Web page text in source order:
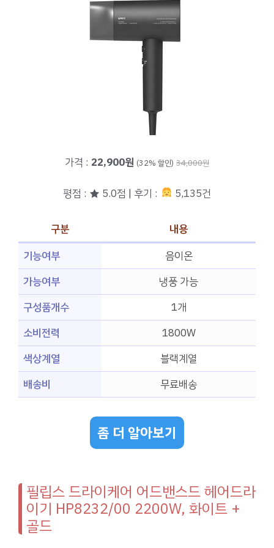
가격 : 22,900원 (32% 할인) 34,000원
평점 : ★ 5.0점 | 후기 : 5,135건
구분
내용
기능여부
음이온
가능여부
냉풍 가능
구성품개수
1개
소비전력
1800W
색상계열
블랙계열
배송비
무료배송
좀 더 알아보기
필립스 드라이케어 어드밴스드 헤어드라
이기 HP8232/00 2200W, 화이트 +
골드